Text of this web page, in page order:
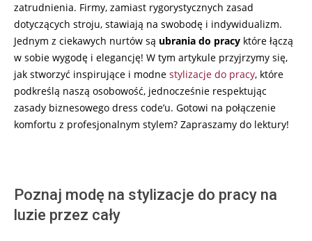
zatrudnienia. Firmy, zamiast rygorystycznych zasad
dotyczących stroju, stawiają na swobodę i indywidualizm.
Jednym z ciekawych nurtów są ubrania do pracy które łączą
w sobie wygodę i elegancję! W tym artykule przyjrzymy się,
jak stworzyć inspirujące i modne stylizacje do pracy, które
podkreślą naszą osobowość, jednocześnie respektując
zasady biznesowego dress code’u. Gotowi na połączenie
komfortu z profesjonalnym stylem? Zapraszamy do lektury!
Poznaj modę na stylizacje do pracy na
luzie przez cały